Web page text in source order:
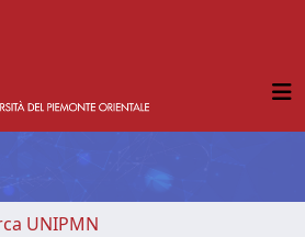
UNIPMN